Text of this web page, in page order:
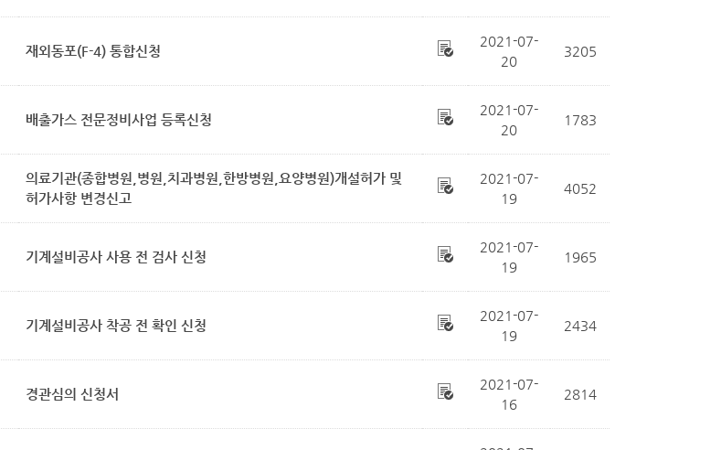
재외동포(F-4) 통합신청
2021-07-
20
3205
배출가스 전문정비사업 등록신청
2021-07-
20
1783
의료기관(종합병원,병원,치과병원,한방병원,요양병원)개설허가 및
허가사항 변경신고
2021-07-
19
4052
기계설비공사 사용 전 검사 신청
2021-07-
19
1965
기계설비공사 착공 전 확인 신청
2021-07-
19
2434
경관심의 신청서
2021-07-
16
2814